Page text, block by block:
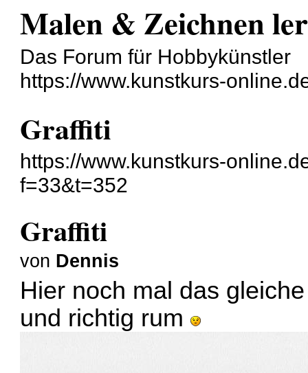
Malen & Zeichnen
Das Forum für Hobbykünstler
https://www.kunstkurs-
Graffiti
https://www.kunstkurs-
f=33&t=352
Graffiti
von Dennis
Hier noch mal das
und richtig rum